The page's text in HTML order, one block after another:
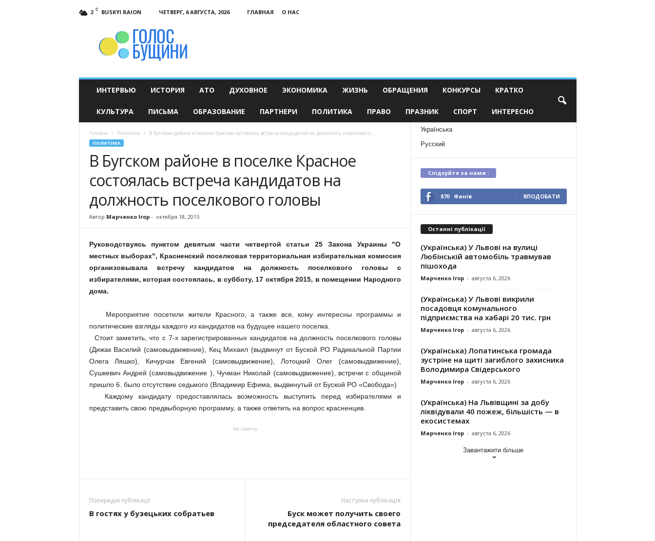
2 C BUSKYI RAION ЧЕТВЕРГ, 6 АВГУСТА, 2026 ГЛАВНАЯ
О НАС
ИНТЕРВЬЮ ИСТОРИЯ АТО ДУХОВНОЕ ЭКОНОМИКА ЖИЗНЬ ОБРАЩЕНИЯ КОНКУРСЫ КРАТКО
КУЛЬТУРА ПИСЬМА ОБРАЗОВАНИЕ ПАРТНЕРИ ПОЛИТИКА ПРАВО ПРАЗНИК СПОРТ ИНТЕРЕСНО
Головна Политика В Бугском районе в поселке Красное состоялась встреча кандидатов на должность поселкового...
ПОЛИТИКА
В Бугском районе в поселке Красное
состоялась встреча кандидатов на
должность поселкового головы
Автор Марченко Ігор- октября 18, 2015
Руководствуясь пунктом девятым части четвертой статьи 25 Закона Украины "О
местных выборах", Красненский поселковая территориальная избирательная комиссия
организовывала встречу кандидатов на должность поселкового головы с
избирателями, которая состоялась, в субботу, 17 октября 2015, в помещении Народного
дома.
Мероприятие посетили жители Красного, а также все, кому интересны программы и
политические взгляды каждого из кандидатов на будущее нашего поселка.
Стоит заметить, что с 7-х зарегистрированных кандидатов на должность поселкового головы
(Дижак Василий (самовыдвижение), Кец Михаил (выдвинут от Буской РО Радикальной Партии
Олега Ляшко), Кичурчак Евгений (самовыдвижение), Лотоцкий Олег (самовыдвижение),
Сушкевич Андрей (самовыдвижение ), Чучман Николай (самовыдвижение), встречи с общиной
пришло 6. было отсутствие седьмого (Владимир Ефима, выдвинутый от Буской РО «Свобода»)
Каждому кандидату предоставлялась возможность выступить перед избирателями и
представить свою предвыборную программу, а также ответить на вопрос красненцив.
На замітку
Попередні публікації
В гостях у бузецьких собратьев
Наступна публікація
Буск может получить своего
председателя областного совета
Українська
Русский
Слідкуйте за нами :
870 Фанів ВПОДОБАТИ
Останні публікації
(Українська) У Львові на вулиці
Любінській автомобіль травмував
пішохода
Марченко Ігор - августа 6, 2026
(Українська) У Львові викрили
посадовця комунального
підприємства на хабарі 20 тис. грн
Марченко Ігор - августа 6, 2026
(Українська) Лопатинська громада
зустріне на щиті загиблого захисника
Володимира Свідерського
Марченко Ігор - августа 6, 2026
(Українська) На Львівщині за добу
ліквідували 40 пожеж, більшість — в
екосистемах
Марченко Ігор - августа 6, 2026
Завантажити більше